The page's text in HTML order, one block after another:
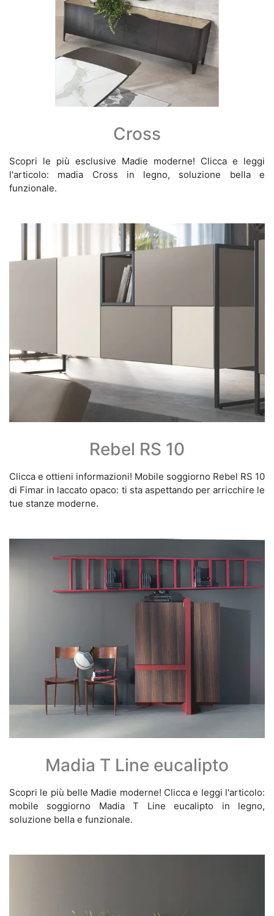
Cross
Scopri le più esclusive Madie moderne! Clicca e leggi
l'articolo: madia Cross in legno, soluzione bella e
funzionale.
Rebel RS 10
Clicca e ottieni informazioni! Mobile soggiorno Rebel RS 10
di Fimar in laccato opaco: ti sta aspettando per arricchire le
tue stanze moderne.
Madia T Line eucalipto
Scopri le più belle Madie moderne! Clicca e leggi l'articolo:
mobile soggiorno Madia T Line eucalipto in legno,
soluzione bella e funzionale.